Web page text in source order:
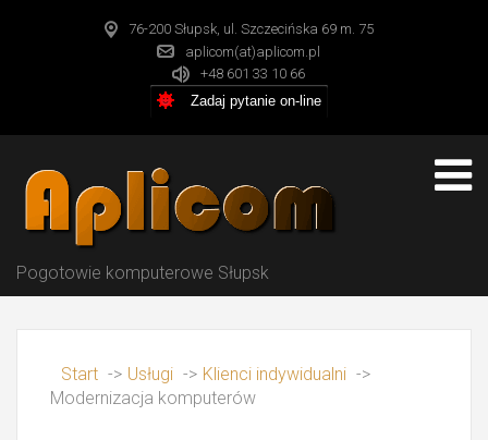
76-200 Słupsk, ul. Szczecińska 69 m. 75
aplicom(at)aplicom.pl
+48 601 33 10 66
Zadaj pytanie on-line
Pogotowie komputerowe Słupsk
Start -> Usługi -> Klienci indywidualni ->
Modernizacja komputerów